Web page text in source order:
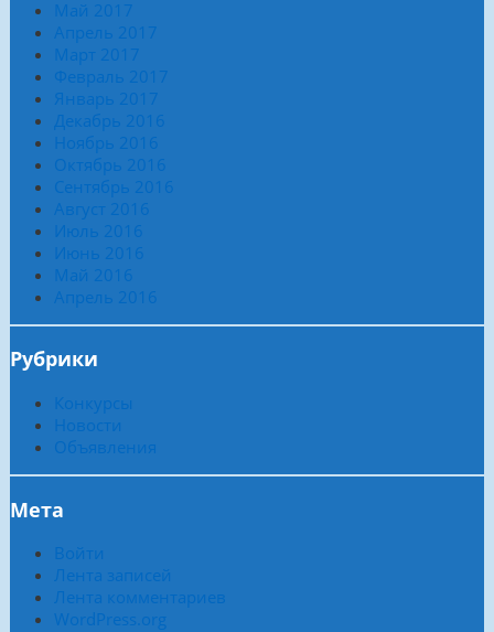
Май 2017
Апрель 2017
Март 2017
Февраль 2017
Январь 2017
Декабрь 2016
Ноябрь 2016
Октябрь 2016
Сентябрь 2016
Август 2016
Июль 2016
Июнь 2016
Май 2016
Апрель 2016
Рубрики
Конкурсы
Новости
Объявления
Мета
Войти
Лента записей
Лента комментариев
WordPress.org